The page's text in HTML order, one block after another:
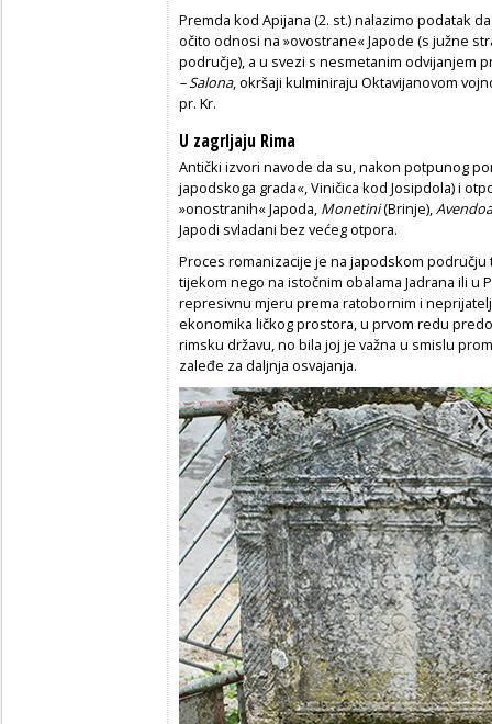
Premda kod Apijana (2. st.) nalazimo podatak
očito odnosi na »ovostrane« Japode (s južne
područje), a u svezi s nesmetanim odvijanjem
– Salona, okršaji kulminiraju Oktavijanovom
pr. Kr.
U zagrljaju Rima
Antički izvori navode da su, nakon potpunog
japodskoga grada«, Viničica kod Josipdola) i
»onostranih« Japoda, Monetini(Brinje),
Japodi svladani bez većeg otpora.
Proces romanizacije je na japodskom
tijekom nego na istočnim obalama Jadrana ili u
represivnu mjeru prema ratobornim i
ekonomika ličkog prostora, u prvom redu
rimsku državu, no bila joj je važna u smislu
zaleđe za daljnja osvajanja.